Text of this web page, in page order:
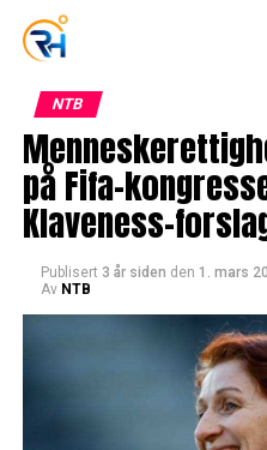
NTB
på Fifa-
Klaveness-
Publisert 3 år siden den 1. mars
Av NTB